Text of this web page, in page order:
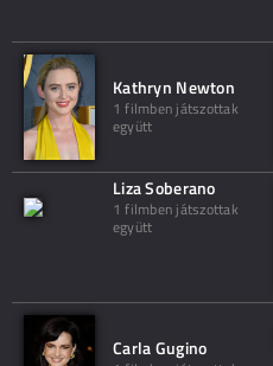
Kathryn Newton
1 filmben játszottak
együtt
Liza Soberano
1 filmben játszottak
együtt
Carla Gugino